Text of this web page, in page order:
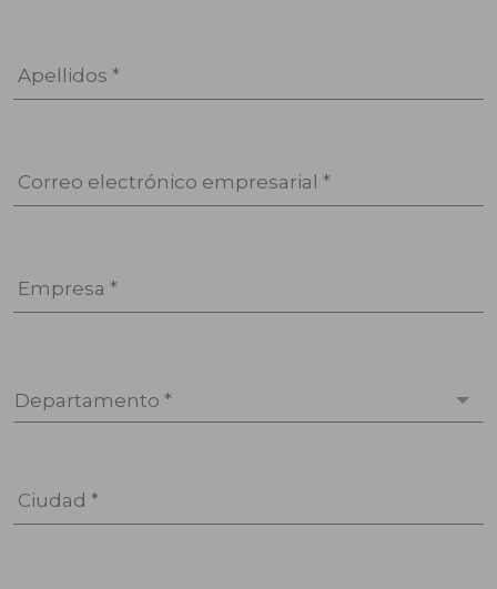
Apellidos *
Correo electrónico empresarial *
Empresa *
Departamento *
Ciudad *